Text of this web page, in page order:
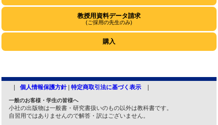
教授用資料データ請求
(ご採用の先生のみ)
購入
個人情報保護方針| 特定商取引法に基づく表示
一般のお客様・学生の皆様へ
小社の出版物は一般書・研究書扱いのもの以外は教科書です。
自習用ではありませんので解答・訳はございません。